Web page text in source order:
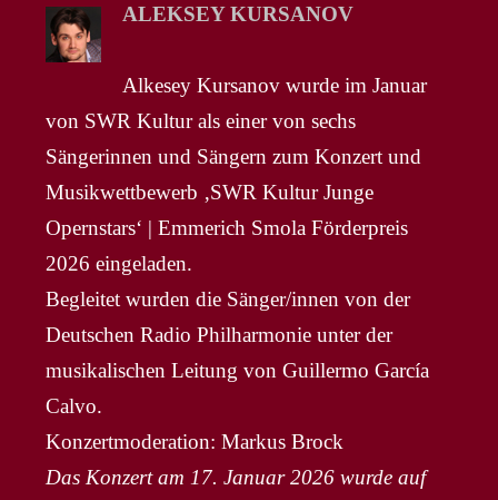
ALEKSEY KURSANOV
Alkesey Kursanov wurde im Januar
von SWR Kultur als einer von sechs
Sängerinnen und Sängern zum Konzert und
Musikwettbewerb ‚SWR Kultur Junge
Opernstars‘ | Emmerich Smola Förderpreis
2026 eingeladen.
Begleitet wurden die Sänger/innen von der
Deutschen Radio Philharmonie unter der
musikalischen Leitung von Guillermo García
Calvo.
Konzertmoderation: Markus Brock
Das Konzert am 17. Januar 2026 wurde auf